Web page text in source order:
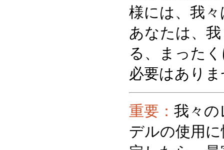
様には、我
あなたは、
る、まった
必要はあり
重要： 我々の
デルの使用